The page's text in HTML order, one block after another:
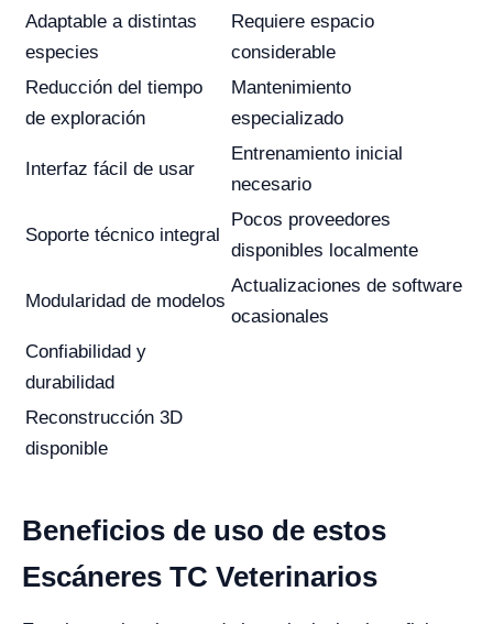
Adaptable a distintas
especies
Requiere espacio
considerable
Reducción del tiempo
de exploración
Mantenimiento
especializado
Interfaz fácil de usar
Entrenamiento inicial
necesario
Soporte técnico integral
Pocos proveedores
disponibles localmente
Modularidad de modelos
Actualizaciones de software
ocasionales
Confiabilidad y
durabilidad
Reconstrucción 3D
disponible
Beneficios de uso de estos
Escáneres TC Veterinarios